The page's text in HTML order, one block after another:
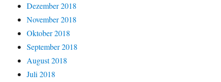
Dezember 2018
November 2018
Oktober 2018
September 2018
August 2018
Juli 2018